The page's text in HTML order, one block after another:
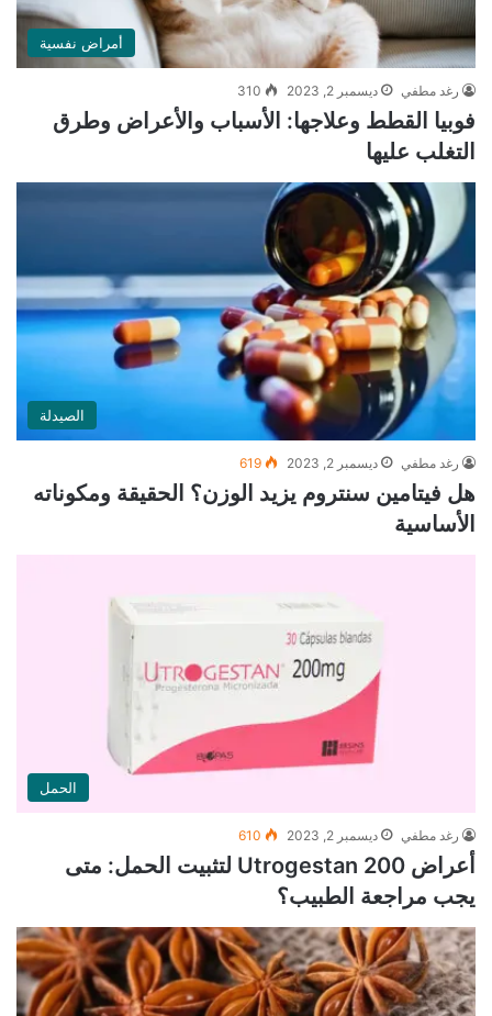
أمراض نفسية
رغد مطفي ديسمبر 2, 2023 310
فوبيا القطط وعلاجها: الأسباب والأعراض وطرق
التغلب عليها
الصيدلة
رغد مطفي ديسمبر 2, 2023 619
هل فيتامين سنتروم يزيد الوزن؟ الحقيقة ومكوناته
الأساسية
الحمل
رغد مطفي ديسمبر 2, 2023 610
أعراض Utrogestan 200 لتثبيت الحمل: متى
يجب مراجعة الطبيب؟